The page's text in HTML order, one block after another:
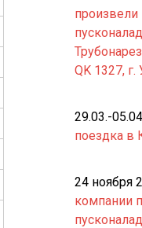
произвели
QK 1327, г.
29.03.-
поездка в
24 ноября
компании